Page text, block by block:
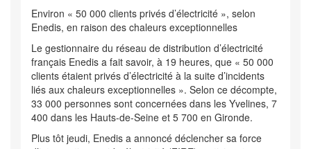
Environ « 50 000 clients privés d’électricité », selon
Enedis, en raison des chaleurs exceptionnelles
Le gestionnaire du réseau de distribution d’électricité
français Enedis a fait savoir, à 19 heures, que « 50 000
clients étaient privés d’électricité à la suite d’incidents
liés aux chaleurs exceptionnelles ». Selon ce décompte,
33 000 personnes sont concernées dans les Yvelines, 7
400 dans les Hauts-de-Seine et 5 700 en Gironde.
Plus tôt jeudi, Enedis a annoncé déclencher sa force